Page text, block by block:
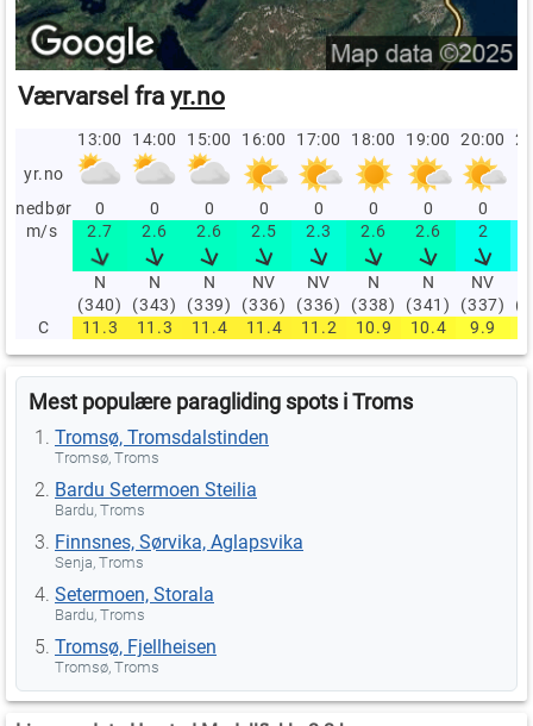
Værvarsel fra yr.no
13:00 14:00 15:00 16:00 17:00 18:00 19:00 20:00
yr.no
nedbør
0 0 0 0 0 0 0 0
m/s
2.7 2.6 2.6 2.5 2.3 2.6 2.6 2
N
(340)
N
(343)
N
(339)
NV
(336)
NV
(336)
N
(338)
N
(341)
NV
(337)
C
11.3 11.3 11.4 11.4 11.2 10.9 10.4 9.9
Mest populære paragliding spots i Troms
Tromsø, Tromsdalstinden
Tromsø, Troms
Bardu Setermoen Steilia
Bardu, Troms
Finnsnes, Sørvika, Aglapsvika
Senja, Troms
Setermoen, Storala
Bardu, Troms
Tromsø, Fjellheisen
Tromsø, Troms